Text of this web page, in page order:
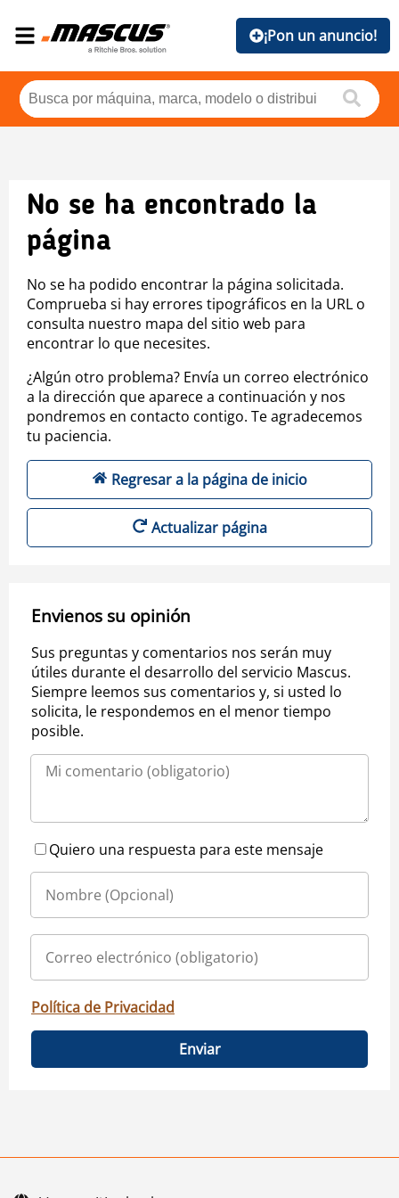
¡Pon un anuncio!
No se ha encontrado la
página
No se ha podido encontrar la página solicitada.
Comprueba si hay errores tipográficos en la URL o
consulta nuestro mapa del sitio web para
encontrar lo que necesites.
¿Algún otro problema? Envía un correo electrónico
a la dirección que aparece a continuación y nos
pondremos en contacto contigo. Te agradecemos
tu paciencia.
Regresar a la página de inicio
Actualizar página
Envienos su opinión
Sus preguntas y comentarios nos serán muy
útiles durante el desarrollo del servicio Mascus.
Siempre leemos sus comentarios y, si usted lo
solicita, le respondemos en el menor tiempo
posible.
Quiero una respuesta para este mensaje
Política de Privacidad
Enviar